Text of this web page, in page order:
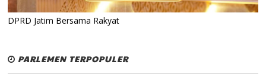
DPRD Jatim Bersama Rakyat
PARLEMEN TERPOPULER